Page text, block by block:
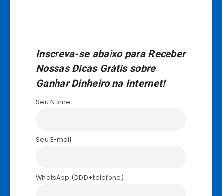
Inscreva-se abaixo para Receber
Nossas Dicas Grátis sobre
Ganhar Dinheiro na Internet!
Seu Nome
Seu E-mail
WhatsApp (DDD+telefone)